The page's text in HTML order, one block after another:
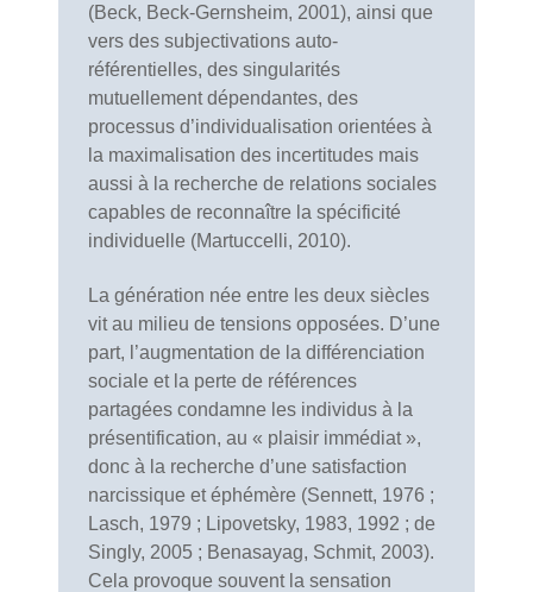
(Beck, Beck-Gernsheim, 2001), ainsi que
vers des subjectivations auto-
référentielles, des singularités
mutuellement dépendantes, des
processus d’individualisation orientées à
la maximalisation des incertitudes mais
aussi à la recherche de relations sociales
capables de reconnaître la spécificité
individuelle (Martuccelli, 2010).
La génération née entre les deux siècles
vit au milieu de tensions opposées. D’une
part, l’augmentation de la différenciation
sociale et la perte de références
partagées condamne les individus à la
présentification, au « plaisir immédiat »,
donc à la recherche d’une satisfaction
narcissique et éphémère (Sennett, 1976 ;
Lasch, 1979 ; Lipovetsky, 1983, 1992 ; de
Singly, 2005 ; Benasayag, Schmit, 2003).
Cela provoque souvent la sensation